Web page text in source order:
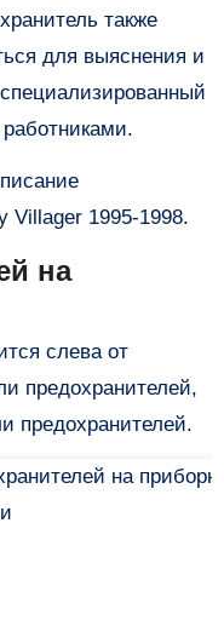
также
для выяснения и
Villager 1995-1998.
на
слева от
предохранителей,
предохранителей.